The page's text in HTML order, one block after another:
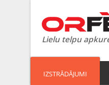
Lielu telpu
IZSTRĀDĀJUMI